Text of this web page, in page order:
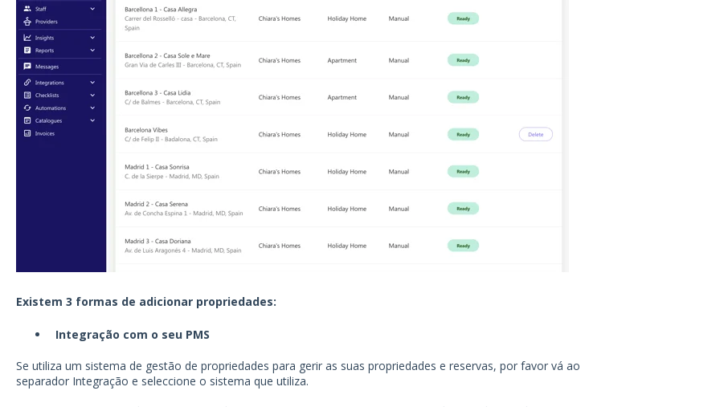
Existem 3 formas de adicionar propriedades:
Integração com o seu PMS
Se utiliza um sistema de gestão de propriedades para gerir as suas propriedades e reservas, por favor vá ao
separador Integração e seleccione o sistema que utiliza.